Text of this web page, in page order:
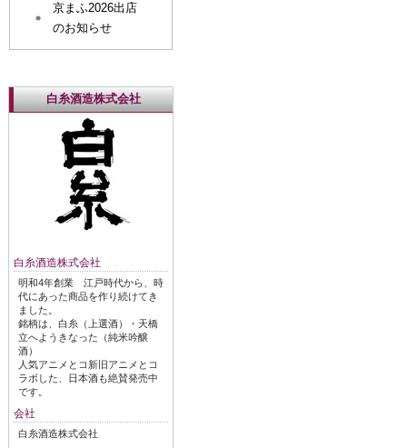
京まふ2026出店
のお知らせ
白糸酒造株式会社
白糸酒造株式会社
明和4年創業 江戸時代から、時
代にあった商品を作り続けてき
ました。
銘柄は、白糸（上選酒）・天橋
立へようきなった（純米吟醸
酒）
人気アニメとコ新旧アニメとコ
ラボした、日本酒も絶賛発売中
です。
会社
白糸酒造株式会社